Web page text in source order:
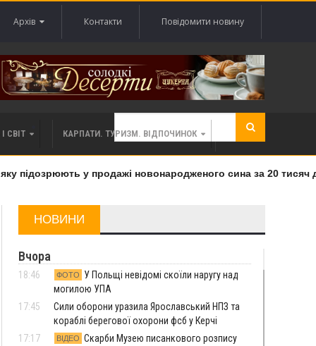
Архів Контакти Повідомити новину
СВІТ КАРПАТИ. ТУРИЗМ. ВІДПОЧИНОК
підозрюють у продажі новонародженого сина за 20 тисяч
НОВИНИ
Вчора
18:46 ФОТО
У Польщі невідомі скоїли наругу над
могилою УПА
17:45
Сили оборони уразила Ярославський НПЗ та
кораблі берегової охорони фсб у Керчі
17:17
ВІДЕО Скарби Музею писанкового розпису